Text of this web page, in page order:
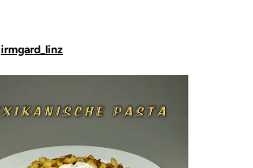
irmgard_linz